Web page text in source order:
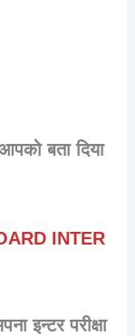
बता दिया
INTER
इन्टर परीक्षा